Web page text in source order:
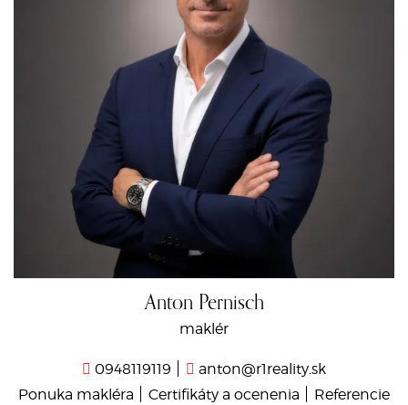
Anton Pernisch
maklér
0948119119
anton@r1reality.sk
Ponuka makléra
Certifikáty a ocenenia Referencie